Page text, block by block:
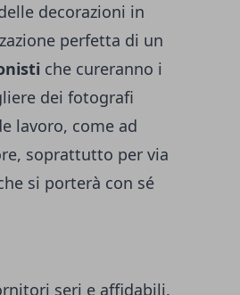
decorazioni in
perfetta di un
che cureranno i
dei fotografi
lavoro, come ad
soprattutto per via
si porterà con sé
seri e affidabili.